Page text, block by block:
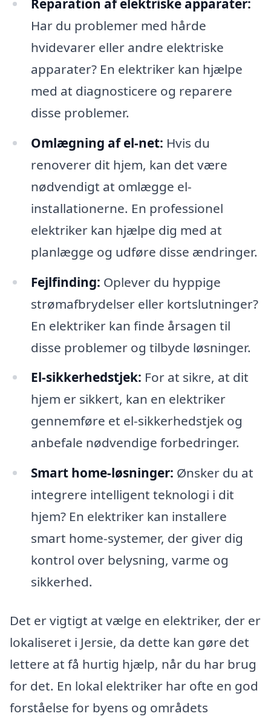
Reparation af elektriske apparater:
Har du problemer med hårde
hvidevarer eller andre elektriske
apparater? En elektriker kan hjælpe
med at diagnosticere og reparere
disse problemer.
Omlægning af el-net: Hvis du
renoverer dit hjem, kan det være
nødvendigt at omlægge el-
installationerne. En professionel
elektriker kan hjælpe dig med at
planlægge og udføre disse ændringer.
Fejlfinding: Oplever du hyppige
strømafbrydelser eller kortslutninger?
En elektriker kan finde årsagen til
disse problemer og tilbyde løsninger.
El-sikkerhedstjek: For at sikre, at dit
hjem er sikkert, kan en elektriker
gennemføre et el-sikkerhedstjek og
anbefale nødvendige forbedringer.
Smart home-løsninger: Ønsker du at
integrere intelligent teknologi i dit
hjem? En elektriker kan installere
smart home-systemer, der giver dig
kontrol over belysning, varme og
sikkerhed.
Det er vigtigt at vælge en elektriker, der er
lokaliseret i Jersie, da dette kan gøre det
lettere at få hurtig hjælp, når du har brug
for det. En lokal elektriker har ofte en god
forståelse for byens og områdets